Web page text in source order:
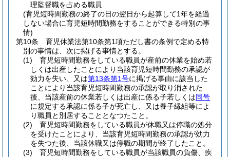
理監督職を占める職員
(育児短時間勤務の終了の日の翌日から起算して1年を経過
しない場合に育児短時間勤務をすることができる特別の事
情)
第10条
育児休業法第10条第1項ただし書の条例で定める特
別の事情は、次に掲げる事情とする。
(1)
育児短時間勤務をしている職員が産前の休業を始め若
しくは出産したことにより当該育児短時間勤務の承認が
効力を失い、又は第13条第1号に掲げる事由に該当した
ことにより当該育児短時間勤務の承認が取り消された
後、当該産前の休業若しくは出産に係る子若しくは同号
に規定する承認に係る子が死亡し、又は養子縁組等によ
り職員と別居することとなつたこと。
(2)
育児短時間勤務をしている職員が休職又は停職の処分
を受けたことにより、当該育児短時間勤務の承認が効力
を失つた後、当該休職又は停職の期間が終了したこと。
(3)
育児短時間勤務をしている職員が当該職員の負傷、疾